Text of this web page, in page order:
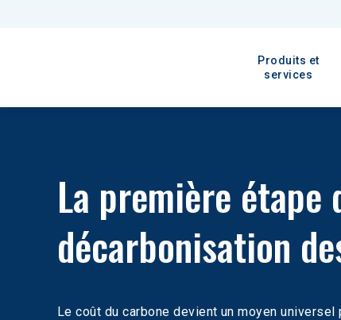
Produits et
services
La première étape
décarbonisation
Le coût du carbone devient un moyen